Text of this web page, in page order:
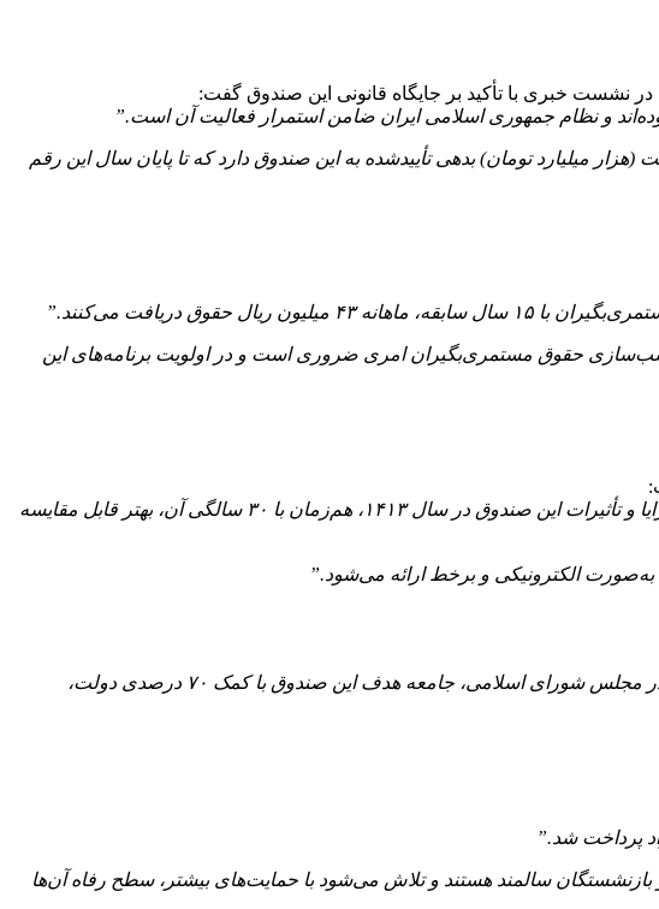
نشست خبری با تأکید بر جایگاه قانونی این صندوق گفت:
و نظام جمهوری اسلامی ایران ضامن استمرار فعالیت آن است.”
حال حاضر دولت ۲۶ همت (هزار میلیارد تومان) بدهی تأییدشده به این صندوق دارد که تا پایان سال این رقم
حقوق مستمری‌بگیران امری ضروری است و در اولویت برنامه‌های این
“دولت برای افرادی که تا ۱۵ سال حق بیمه پرداخت کرده و بالای ۶۵ سال سن دارند، پنج سال ارفاق در نظر گرفته است. مزایا و تأثیرات این صندوق در سال ۱۴۱۳، هم‌زمان با ۳۰ سالگی آن، بهتر قابل مقایسه
الکترونیکی و برخط ارائه می‌شود.”
“در صورت تصویب این طرح در مجلس شورای اسلامی، جامعه هدف این صندوق با کمک ۷۰ درصدی دولت،
بازنشستگان سالمند هستند و تلاش می‌شود با حمایت‌های بیشتر، سطح رفاه آن‌ها